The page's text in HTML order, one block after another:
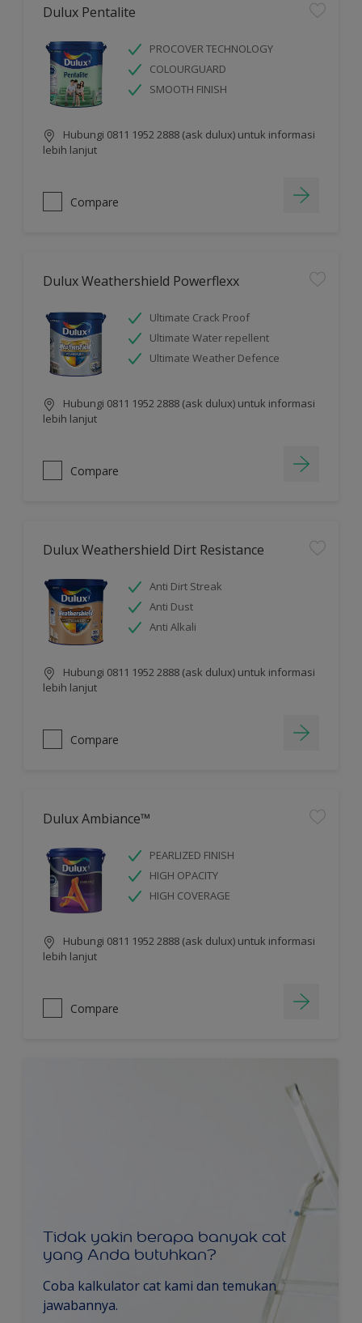
Dulux Pentalite
PROCOVER TECHNOLOGY
COLOURGUARD
SMOOTH FINISH
Hubungi 0811 1952 2888 (ask dulux) untuk informasi
lebih lanjut
Compare
Dulux Weathershield Powerflexx
Ultimate Crack Proof
Ultimate Water repellent
Ultimate Weather Defence
Hubungi 0811 1952 2888 (ask dulux) untuk informasi
lebih lanjut
Compare
Dulux Weathershield Dirt Resistance
Anti Dirt Streak
Anti Dust
Anti Alkali
Hubungi 0811 1952 2888 (ask dulux) untuk informasi
lebih lanjut
Compare
Dulux Ambiance™
PEARLIZED FINISH
HIGH OPACITY
HIGH COVERAGE
Hubungi 0811 1952 2888 (ask dulux) untuk informasi
lebih lanjut
Compare
Tidak yakin berapa banyak cat
yang Anda butuhkan?
Coba kalkulator cat kami dan temukan
jawabannya.